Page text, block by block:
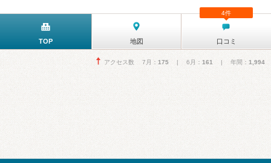
TOP 地図 口コミ
4件
アクセス数 7月： 175 | 6月： 161 | 年間： 1,994